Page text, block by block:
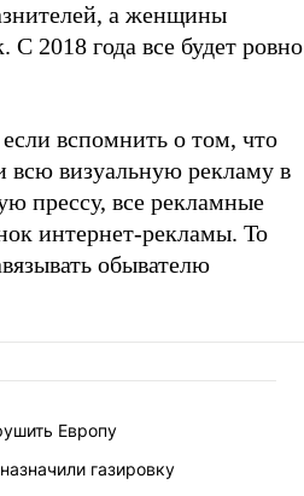
а женщины
2018 года все будет ровно
вспомнить о том, что
всю визуальную рекламу в
прессу, все рекламные
интернет-рекламы. То
обывателю
Европу
газировку